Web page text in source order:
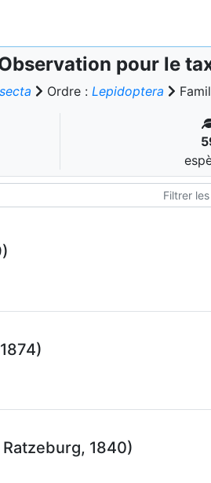
pour le
Ordre : Lepidoptera
Ratzeburg, 1840)